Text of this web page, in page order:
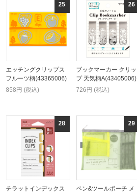
エッチングクリップス
フルーツ柄(43365006)
858円 (税込)
ブックマーカー クリッ
プ 天気柄A(43405006)
726円 (税込)
チラットインデックス
ペン&ツールポーチ メ